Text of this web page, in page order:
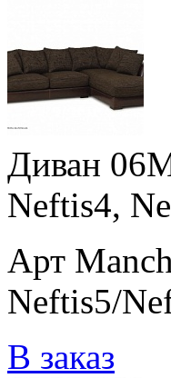
Диван
Neftis4,
Арт
Neftis5/
В заказ